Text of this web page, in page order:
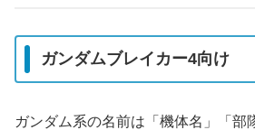
ガンダムブレイカー4向け
ガンダム系の名前は「機体名」「部